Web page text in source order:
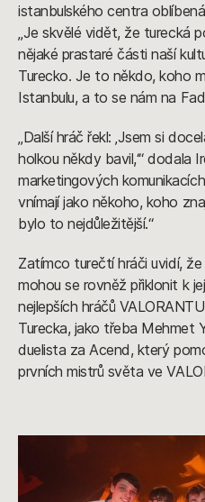
istanbulského centra
„Je skvělé vidět, že turecká
nějaké prastaré části naší
Turecko. Je to někdo, koho
Istanbulu, a to se nám na
„Další hráč řekl: ‚Jsem si
holkou někdy bavil,‘“ dodala
marketingových
vnímají jako někoho, koho
bylo to nejdůležitější.“
Zatímco turečtí hráči uvidí,
mohou se rovněž přiklonit k
nejlepších hráčů
Turecka, jako třeba Mehmet
duelista za Acend, který
prvních mistrů světa ve